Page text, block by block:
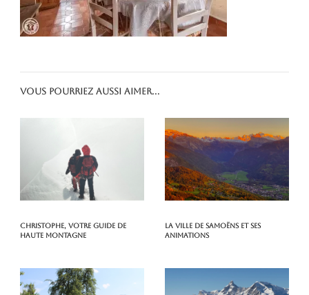
Vous pourriez aussi aimer...
Christophe, votre guide de
haute montagne
La ville de Samoëns et ses
animations